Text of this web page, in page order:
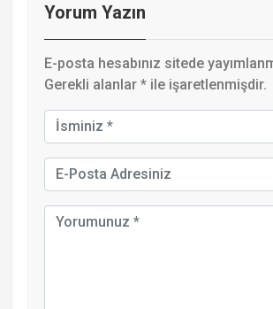
Yorum Yazın
E-posta hesabınız sitede
Gerekli alanlar * ile işaretlenmişdir.